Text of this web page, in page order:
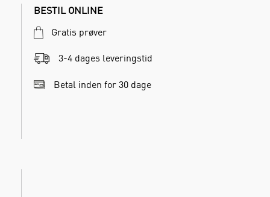
BESTIL ONLINE
Gratis prøver
3-4 dages leveringstid
Betal inden for 30 dage